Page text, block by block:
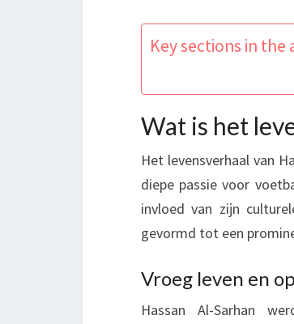
Key sections in the
Wat is het
Het levensverhaal van
diepe passie voor
invloed van zijn
gevormd tot een
Vroeg leven en
Hassan Al-Sarhan